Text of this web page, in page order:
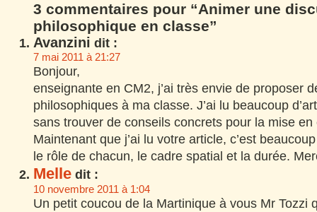
3 commentaires pour “Animer une
philosophique en classe”
Avanzini dit :
7 mai 2011 à 21:27
Bonjour,
enseignante en CM2, j’ai très envie de proposer
philosophiques à ma classe. J’ai lu beaucoup
sans trouver de conseils concrets pour la mise
Maintenant que j’ai lu votre article, c’est
le rôle de chacun, le cadre spatial et la durée.
Melle dit :
10 novembre 2011 à 1:04
Un petit coucou de la Martinique à vous Mr Tozzi